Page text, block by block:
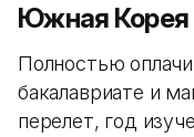
Южная Корея
Полностью
бакалавриате и
перелет, год